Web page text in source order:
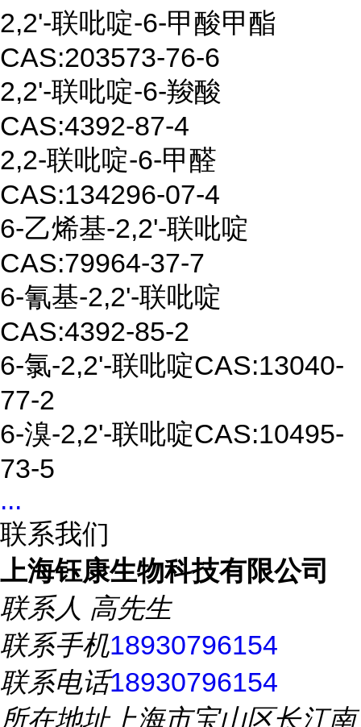
2,2'-联吡啶-6-甲酸甲酯
CAS:203573-76-6
2,2'-联吡啶-6-羧酸
CAS:4392-87-4
2,2-联吡啶-6-甲醛
CAS:134296-07-4
6-乙烯基-2,2'-联吡啶
CAS:79964-37-7
6-氰基-2,2'-联吡啶
CAS:4392-85-2
6-氯-2,2'-联吡啶CAS:13040-
77-2
6-溴-2,2'-联吡啶CAS:10495-
73-5
...
联系我们
上海钰康生物科技有限公司
联系人 高先生
联系手机18930796154
联系电话18930796154
所在地址上海市宝山区长江南